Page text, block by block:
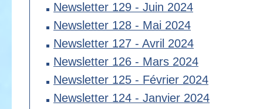
Newsletter 129 - Juin 2024
Newsletter 128 - Mai 2024
Newsletter 127 - Avril 2024
Newsletter 126 - Mars 2024
Newsletter 125 - Février 2024
Newsletter 124 - Janvier 2024